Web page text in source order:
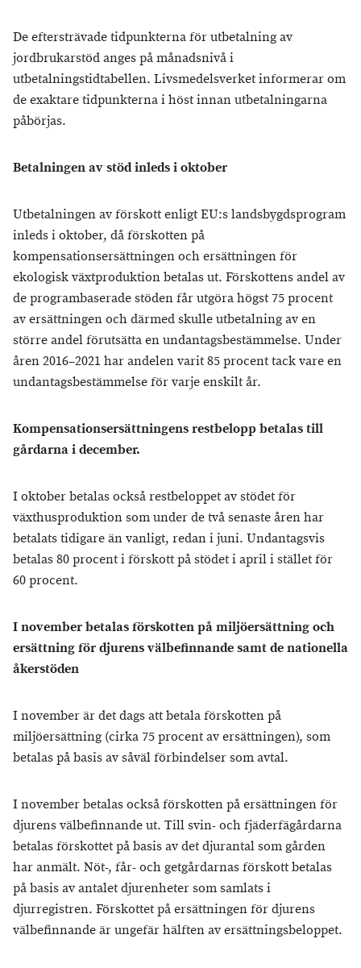
De eftersträvade tidpunkterna för utbetalning av
jordbrukarstöd anges på månadsnivå i
utbetalningstidtabellen. Livsmedelsverket informerar om
de exaktare tidpunkterna i höst innan utbetalningarna
påbörjas.
Betalningen av stöd inleds i oktober
Utbetalningen av förskott enligt EU:s landsbygdsprogram
inleds i oktober, då förskotten på
kompensationsersättningen och ersättningen för
ekologisk växtproduktion betalas ut. Förskottens andel av
de programbaserade stöden får utgöra högst 75 procent
av ersättningen och därmed skulle utbetalning av en
större andel förutsätta en undantagsbestämmelse. Under
åren 2016–2021 har andelen varit 85 procent tack vare en
undantagsbestämmelse för varje enskilt år.
Kompensationsersättningens restbelopp betalas till
gårdarna i december.
I oktober betalas också restbeloppet av stödet för
växthusproduktion som under de två senaste åren har
betalats tidigare än vanligt, redan i juni. Undantagsvis
betalas 80 procent i förskott på stödet i april i stället för
60 procent.
I november betalas förskotten på miljöersättning och
ersättning för djurens välbefinnande samt de nationella
åkerstöden
I november är det dags att betala förskotten på
miljöersättning (cirka 75 procent av ersättningen), som
betalas på basis av såväl förbindelser som avtal.
I november betalas också förskotten på ersättningen för
djurens välbefinnande ut. Till svin- och fjäderfägårdarna
betalas förskottet på basis av det djurantal som gården
har anmält. Nöt-, får- och getgårdarnas förskott betalas
på basis av antalet djurenheter som samlats i
djurregistren. Förskottet på ersättningen för djurens
välbefinnande är ungefär hälften av ersättningsbeloppet.